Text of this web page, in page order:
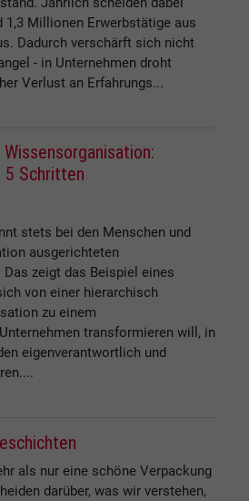
Millionen Erwerbstätige aus
Dadurch verschärft sich nicht
- in Unternehmen droht
Verlust an Erfahrungs...
5 Schritten
stets bei den Menschen und
ausgerichteten
zeigt das Beispiel eines
von einer hierarchisch
zu einem
transformieren will, in
eigenverantwortlich und
als nur eine schöne Verpackung
darüber, was wir verstehen,